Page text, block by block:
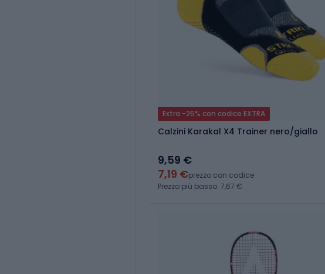
Extra -25% con codice EXTRA
Calzini Karakal X4 Trainer nero/giallo
9,59 €
7,19 €prezzo con codice
Prezzo più basso: 7,67 €